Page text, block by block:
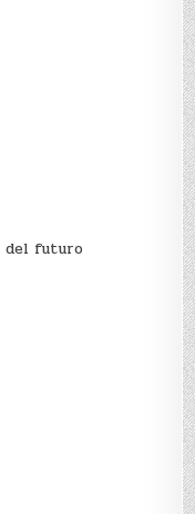
del futuro